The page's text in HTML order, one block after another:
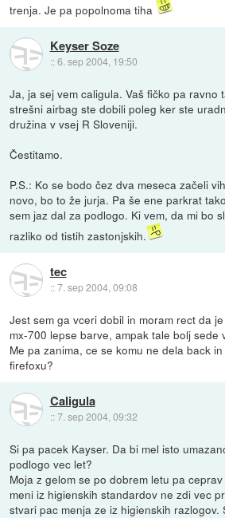
trenja. Je pa popolnoma tiha
Keyser Soze
::6. sep 2004, 19:50
Ja, ja sej vem caligula. Vaš fičko pa ravno
strešni airbag ste dobili poleg ker ste
družina v vsej R Sloveniji.
Čestitamo.
P.S.: Ko se bodo čez dva meseca začeli
novo, bo to že jurja. Pa še ene parkrat
sem jaz dal za podlogo. Ki vem, da mi bo
razliko od tistih zastonjskih.
tec
::7. sep 2004, 09:08
Jest sem ga vceri dobil in moram rect da
mx-700 lepse barve, ampak tale bolj sede
Me pa zanima, ce se komu ne dela back
firefoxu?
Caligula
::7. sep 2004, 09:32
Si pa pacek Kayser. Da bi mel isto
podlogo vec let?
Moja z gelom se po dobrem letu pa
meni iz higienskih standardov ne zdi vec
stvari pac menja ze iz higienskih razlogov.